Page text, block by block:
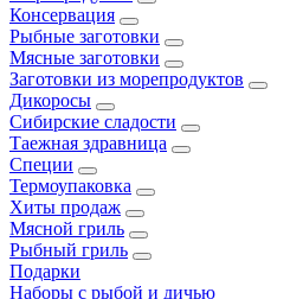
Консервация
Рыбные заготовки
Мясные заготовки
Заготовки из морепродуктов
Дикоросы
Сибирские сладости
Таежная здравница
Специи
Термоупаковка
Хиты продаж
Мясной гриль
Рыбный гриль
Подарки
Наборы с рыбой и дичью